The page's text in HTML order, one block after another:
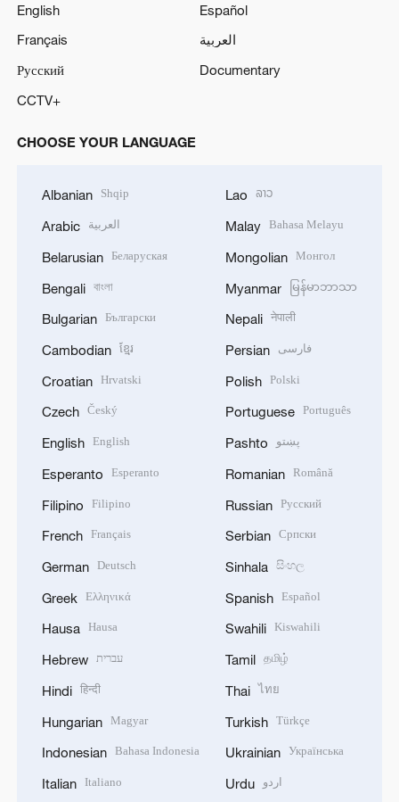
English
Español
Français
العربية
Русский
Documentary
CCTV+
CHOOSE YOUR LANGUAGE
Albanian Shqip
Arabic العربية
Belarusian Беларуская
Bengali বাংলা
Bulgarian Български
Cambodian ខ្មែរ
Croatian Hrvatski
Czech Český
English English
Esperanto Esperanto
Filipino Filipino
French Français
German Deutsch
Greek Ελληνικά
Hausa Hausa
Hebrew עברית
Hindi हिन्दी
Hungarian Magyar
Indonesian Bahasa Indonesia
Italian Italiano
Lao ລາວ
Malay Bahasa Melayu
Mongolian Монгол
Myanmar မြန်မာဘာသာ
Nepali नेपाली
Persian فارسی
Polish Polski
Portuguese Português
Pashto پښتو
Romanian Română
Russian Русский
Serbian Српски
Sinhala සිංහල
Spanish Español
Swahili Kiswahili
Tamil தமிழ்
Thai ไทย
Turkish Türkçe
Ukrainian Українська
Urdu اردو